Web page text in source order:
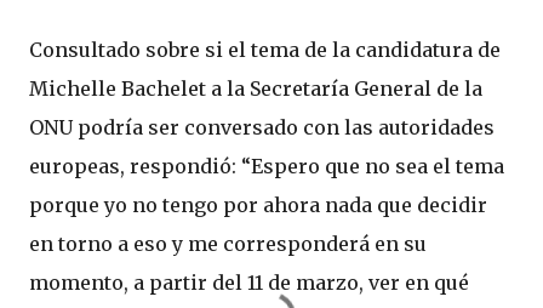
Consultado sobre si el tema de la candidatura de
Michelle Bachelet a la Secretaría General de la
ONU podría ser conversado con las autoridades
europeas, respondió: “Espero que no sea el tema
porque yo no tengo por ahora nada que decidir
en torno a eso y me corresponderá en su
momento, a partir del 11 de marzo, ver en qué